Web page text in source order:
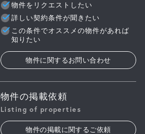
物件をリクエストしたい
詳しい契約条件が聞きたい
この条件でオススメの物件があれば
知りたい
物件に関するお問い合わせ
物件の掲載依頼
Listing of properties
物件の掲載に関するご依頼